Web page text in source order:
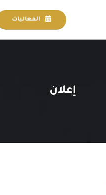
الفعاليات
إعلان